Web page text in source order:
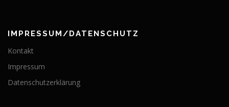
IMPRESSUM/DATENSCHUTZ
Kontakt
Impressum
Datenschutzerklärung